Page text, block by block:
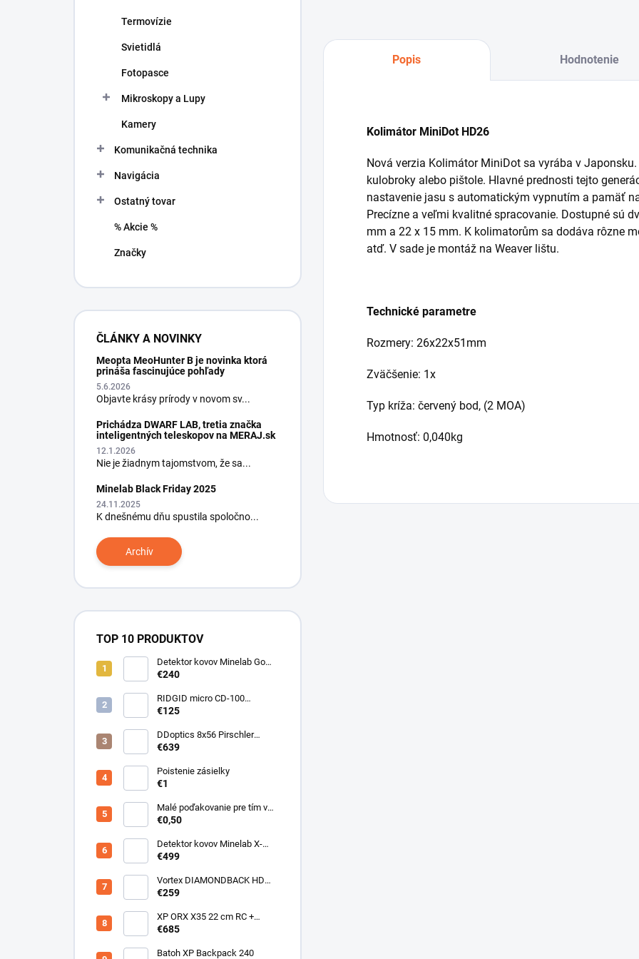
Termovízie
Svietidlá
Fotopasce
Mikroskopy a Lupy
Kamery
Komunikačná technika
Navigácia
Ostatný tovar
% Akcie %
Značky
ČLÁNKY A NOVINKY
Meopta MeoHunter B je novinka ktorá
prináša fascinujúce pohľady
5.6.2026
Objavte krásy prírody v novom sv...
Prichádza DWARF LAB, tretia značka
inteligentných teleskopov na MERAJ.sk
12.1.2026
Nie je žiadnym tajomstvom, že sa...
Minelab Black Friday 2025
24.11.2025
K dnešnému dňu spustila spoločno...
Archív
TOP 10 PRODUKTOV
Detektor kovov Minelab Go
Find 66
€240
RIDGID micro CD-100
Detektor horľavých plynov
€125
DDoptics 8x56 Pirschler
Gen.3 Magnesium zelený
€639
Poistenie zásielky
€1
Malé poďakovanie pre tím v
sklade
€0,50
Detektor kovov Minelab X-
Terra ELITE pinpoiter set
€499
Vortex DIAMONDBACK HD
10X50
€259
XP ORX X35 22 cm RC +
bezdrôtové slúchadlá
€685
Batoh XP Backpack 240
Popis Hodnotenie
Kolimátor MiniDot HD26
Nová verzia Kolimátor MiniDot sa vyrába v
kulobroky alebo pištole. Hlavné prednosti tejto
nastavenie jasu s automatickým vypnutím a pamäť
Precízne a veľmi kvalitné spracovanie. Dostupné sú
mm a 22 x 15 mm. K kolimatorům sa dodáva rôzne
atď. V sade je montáž na Weaver lištu.
Technické parametre
Rozmery: 26x22x51mm
Zväčšenie: 1x
Typ kríža: červený bod, (2 MOA)
Hmotnosť: 0,040kg